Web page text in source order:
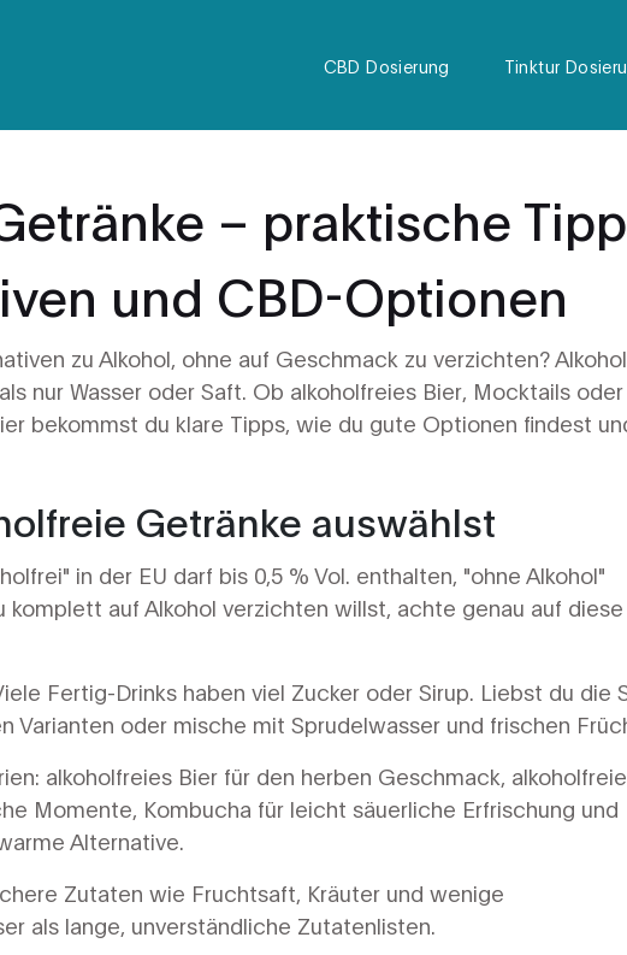
CBD Dosierung Tinktur
– praktische
und CBD-Optionen
zu Alkohol, ohne auf Geschmack zu verzichten?
nur Wasser oder Saft. Ob alkoholfreies Bier, Mocktails oder
bekommst du klare Tipps, wie du gute Optionen findest
Getränke auswählst
in der EU darf bis 0,5 % Vol. enthalten, "ohne Alkohol"
komplett auf Alkohol verzichten willst, achte genau auf diese
Fertig-Drinks haben viel Zucker oder Sirup. Liebst du die
Varianten oder mische mit Sprudelwasser und frischen
alkoholfreies Bier für den herben Geschmack, alkoholfreie
Momente, Kombucha für leicht säuerliche Erfrischung und
Alternative.
Zutaten wie Fruchtsaft, Kräuter und wenige
als lange, unverständliche Zutatenlisten.